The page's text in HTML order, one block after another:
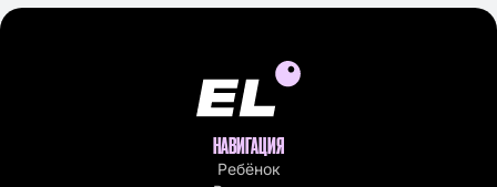
НАВИГАЦИЯ
Ребёнок